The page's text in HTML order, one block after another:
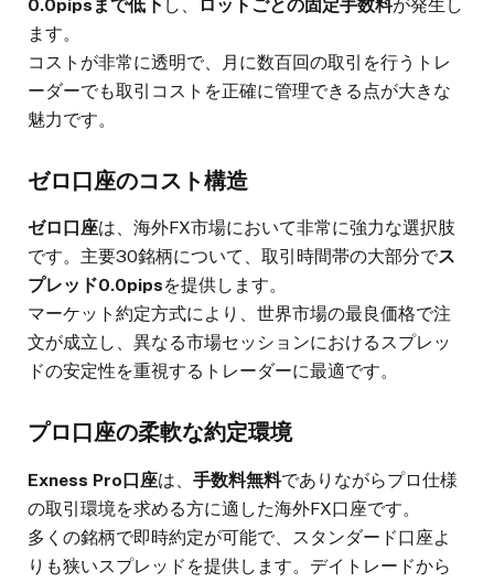
0.0pipsまで低下し、 ロットごとの固定手数料が発生し
ます。
コストが非常に透明で、月に数百回の取引を行うトレ
ーダーでも取引コストを正確に管理できる点が大きな
魅力です。
ゼロ口座のコスト構造
ゼロ口座は、海外FX市場において非常に強力な選択肢
です。主要30銘柄について、取引時間帯の大部分でス
プレッド0.0pipsを提供します。
マーケット約定方式により、世界市場の最良価格で注
文が成立し、異なる市場セッションにおけるスプレッ
ドの安定性を重視するトレーダーに最適です。
プロ口座の柔軟な約定環境
Exness Pro口座は、 手数料無料でありながらプロ仕様
の取引環境を求める方に適した海外FX口座です。
多くの銘柄で即時約定が可能で、スタンダード口座よ
りも狭いスプレッドを提供します。デイトレードから